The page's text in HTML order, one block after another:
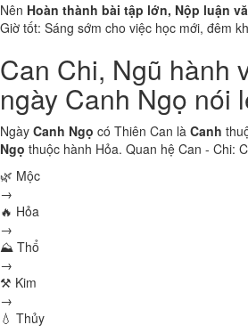
Nên Hoàn thành bài tập lớn, Nộp luận
Giờ tốt: Sáng sớm cho việc học mới, đêm
Can Chi, Ngũ hành
ngày Canh Ngọ nói
Ngày Canh Ngọ có Thiên Can là Canh
Ngọ thuộc hành Hỏa. Quan hệ Can - Chi:
🌿 Mộc
→
🔥 Hỏa
→
⛰ Thổ
→
⚒ Kim
→
💧 Thủy